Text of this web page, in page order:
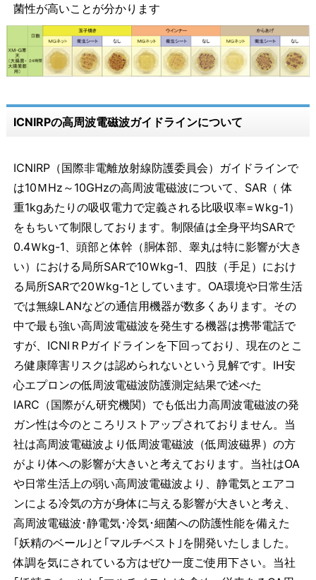
菌性が高いことが分かります
ICNIRPの高周波電磁波ガイドラインについて
ICNIRP（国際非電離放射線防護委員会）ガイドラインで
は10ＭHz～10GHzの高周波電磁波について、SAR（ 体
重1kgあたりの吸収電力で定義される比吸収率=Ｗkg-1）
をもちいて制限しております。制限値は全身平均SARで
0.4Ｗkg-1、頭部と体幹（胴体部、睾丸は特に影響が大き
い）における局所SARで10Ｗkg-1、四肢（手足）におけ
る局所SARで20Ｗkg-1としています。OA環境や日常生活
では無線LANなどの通信用機器が数多くあります。その
中で最も強い高周波電磁波を発生する機器は携帯電話で
すが、ICNIＲPガイドラインを下回っており、現在のとこ
ろ健康障害リスクは認められないという見解です。IH安
心エプロンの低周波電磁波防護測定結果で述べた
IARC（国際がん研究機関）でも低出力高周波電磁波の発
ガン性は今のところリストアップされておりません。当
社は高周波電磁波より低周波電磁波（低周波磁界）の方
がより体への影響が大きいと考えております。当社はOA
や日常生活上の弱い高周波電磁波より、静電気とエアコ
ンによる冷気の方が身体に与える影響が大きいと考え、
高周波電磁波･静電気･冷気･細菌への防護性能を備えた
｢妖精のベール｣と｢マルチベスト｣を開発いたしました。
体調を気にされている方はぜひ一度ご使用下さい。当社